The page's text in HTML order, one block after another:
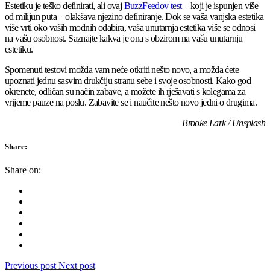
Estetiku je teško definirati, ali ovaj BuzzFeedov test– koji je ispunjen više
od milijun puta – olakšava njezino definiranje. Dok se vaša vanjska estetika
više vrti oko vaših modnih odabira, vaša unutarnja estetika više se odnosi
na vašu osobnost. Saznajte kakva je ona s obzirom na vašu unutarnju
estetiku.
Spomenuti testovi možda vam neće otkriti nešto novo, a možda ćete
upoznati jednu sasvim drukčiju stranu sebe i svoje osobnosti. Kako god
okrenete, odličan su način zabave, a možete ih rješavati s kolegama za
vrijeme pauze na poslu. Zabavite se i naučite nešto novo jedni o drugima.
Brooke Lark / Unsplash
Share:
Share on:
Previous post Next post